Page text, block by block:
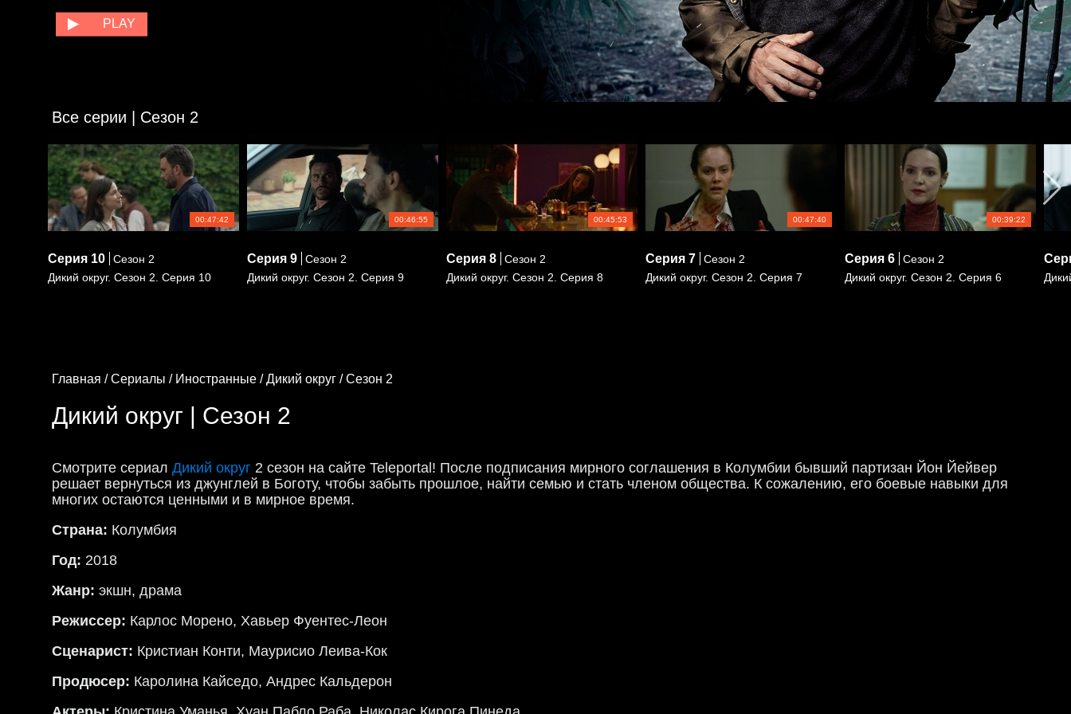
и в мирное время.
PLAY
Все серии | Сезон 2
00:47:42
Серия 10
Сезон 2
Дикий округ. Сезон 2. Серия 10
00:46:55
Серия 9
Сезон 2
Дикий округ. Сезон 2. Серия 9
00:45:53
Серия 8
Сезон 2
Дикий округ. Сезон 2. Серия 8
00:47:40
Серия 7
Сезон 2
Дикий округ. Сезон 2. Серия 7
00:39:22
Серия 6
Сезон 2
Дикий округ. Сезон 2. Серия 6
Главная /Сериалы / Иностранные /Дикий округ /Сезон 2
Дикий округ | Сезон 2
Смотрите сериал Дикий округ 2 сезон на сайте Teleportal! После подписания мирного соглашения в Колумбии бывший партизан Йон Йейвер
решает вернуться из джунглей в Боготу, чтобы забыть прошлое, найти семью и стать членом общества. К сожалению, его боевые навыки для
многих остаются ценными и в мирное время.
Страна: Колумбия
Год: 2018
Жанр: экшн, драма
Режиссер: Карлос Морено, Хавьер Фуентес-Леон
Сценарист: Кристиан Конти, Маурисио Леива-Кок
Продюсер: Каролина Кайседо, Андрес Кальдерон